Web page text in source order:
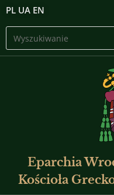
PL UA EN
Eparchia
Kościoła